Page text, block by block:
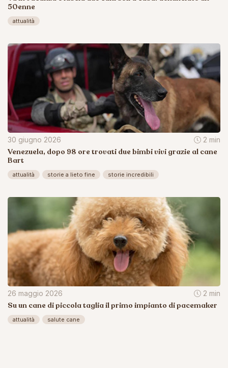
50enne
attualità
30 giugno 2026 2 min
Venezuela, dopo 98 ore trovati due bimbi vivi grazie al cane
Bart
attualità storie a lieto fine storie incredibili
26 maggio 2026 2 min
Su un cane di piccola taglia il primo impianto di pacemaker
attualità salute cane